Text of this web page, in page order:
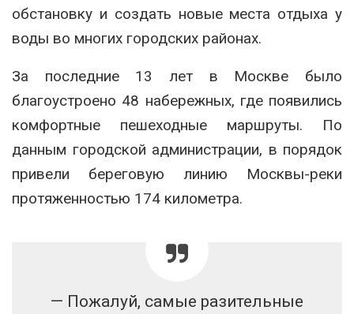
обстановку и создать новые места отдыха у
воды во многих городских районах.
За последние 13 лет в Москве было
благоустроено 48 набережных, где появились
комфортные пешеходные маршруты. По
данным городской администрации, в порядок
привели береговую линию Москвы-реки
протяженностью 174 километра.
— Пожалуй, самые разительные